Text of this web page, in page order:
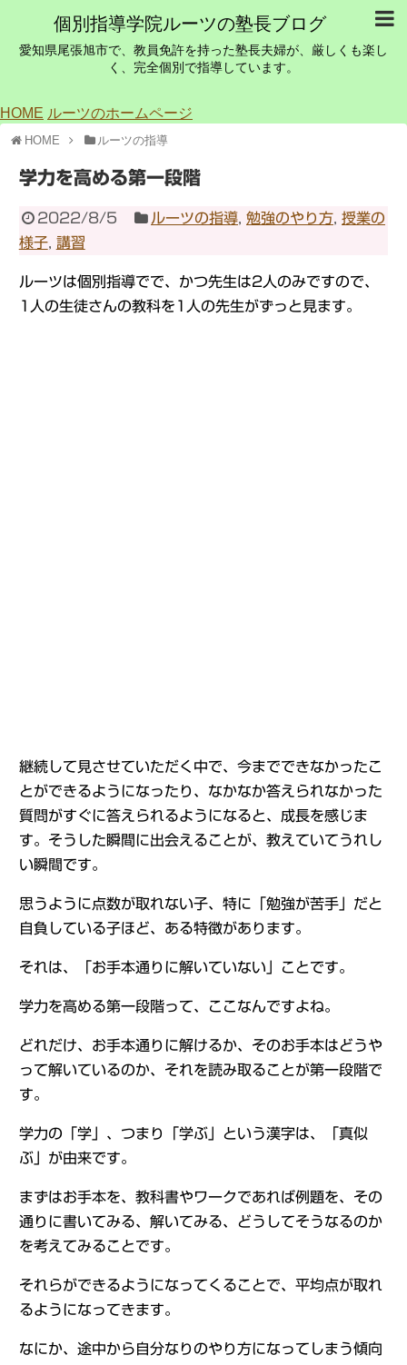
個別指導学院ルーツの塾長ブログ
愛知県尾張旭市で、教員免許を持った塾長夫婦が、厳しくも楽し
く、完全個別で指導しています。
HOME ルーツのホームページ
HOME ルーツの指導
学力を高める第一段階
2022/8/5 ルーツの指導 ,勉強のやり方 ,授業の
様子, 講習
ルーツは個別指導でで、かつ先生は2人のみですので、
1人の生徒さんの教科を1人の先生がずっと見ます。
継続して見させていただく中で、今までできなかったこ
とができるようになったり、なかなか答えられなかった
質問がすぐに答えられるようになると、成長を感じま
す。そうした瞬間に出会えることが、教えていてうれし
い瞬間です。
思うように点数が取れない子、特に「勉強が苦手」だと
自負している子ほど、ある特徴があります。
それは、「お手本通りに解いていない」ことです。
学力を高める第一段階って、ここなんですよね。
どれだけ、お手本通りに解けるか、そのお手本はどうや
って解いているのか、それを読み取ることが第一段階で
す。
学力の「学」、つまり「学ぶ」という漢字は、「真似
ぶ」が由来です。
まずはお手本を、教科書やワークであれば例題を、その
通りに書いてみる、解いてみる、どうしてそうなるのか
を考えてみることです。
それらができるようになってくることで、平均点が取れ
るようになってきます。
なにか、途中から自分なりのやり方になってしまう傾向